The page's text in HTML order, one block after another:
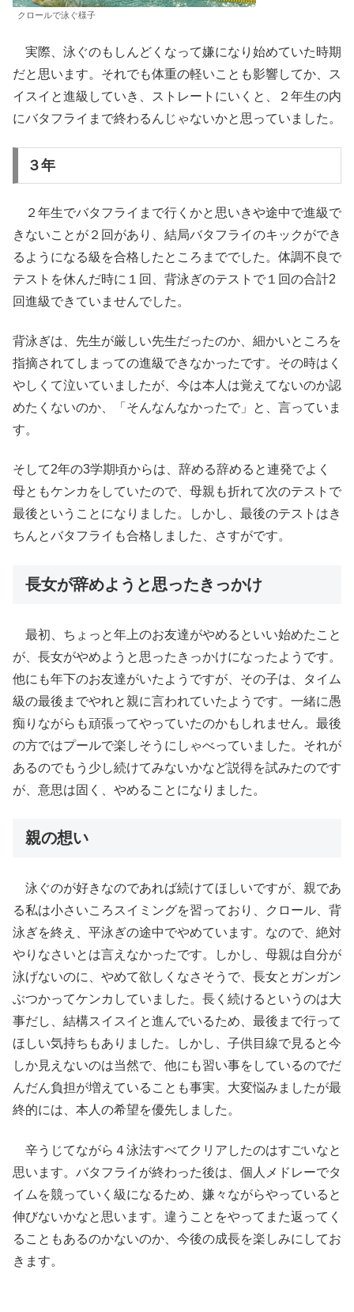
クロールで泳ぐ様子
実際、泳ぐのもしんどくなって嫌になり始めていた時期
だと思います。それでも体重の軽いことも影響してか、ス
イスイと進級していき、ストレートにいくと、２年生の内
にバタフライまで終わるんじゃないかと思っていました。
３年
２年生でバタフライまで行くかと思いきや途中で進級で
きないことが２回があり、結局バタフライのキックができ
るようになる級を合格したところまででした。体調不良で
テストを休んだ時に１回、背泳ぎのテストで１回の合計2
回進級できていませんでした。
背泳ぎは、先生が厳しい先生だったのか、細かいところを
指摘されてしまっての進級できなかったです。その時はく
やしくて泣いていましたが、今は本人は覚えてないのか認
めたくないのか、「そんなんなかったで」と、言っていま
す。
そして2年の3学期頃からは、辞める辞めると連発でよく
母ともケンカをしていたので、母親も折れて次のテストで
最後ということになりました。しかし、最後のテストはき
ちんとバタフライも合格しました、さすがです。
長女が辞めようと思ったきっかけ
最初、ちょっと年上のお友達がやめるといい始めたこと
が、長女がやめようと思ったきっかけになったようです。
他にも年下のお友達がいたようですが、その子は、タイム
級の最後までやれと親に言われていたようです。一緒に愚
痴りながらも頑張ってやっていたのかもしれません。最後
の方ではプールで楽しそうにしゃべっていました。それが
あるのでもう少し続けてみないかなど説得を試みたのです
が、意思は固く、やめることになりました。
親の想い
泳ぐのが好きなのであれば続けてほしいですが、親であ
る私は小さいころスイミングを習っており、クロール、背
泳ぎを終え、平泳ぎの途中でやめています。なので、絶対
やりなさいとは言えなかったです。しかし、母親は自分が
泳げないのに、やめて欲しくなさそうで、長女とガンガン
ぶつかってケンカしていました。長く続けるというのは大
事だし、結構スイスイと進んでいるため、最後まで行って
ほしい気持ちもありました。しかし、子供目線で見ると今
しか見えないのは当然で、他にも習い事をしているのでだ
んだん負担が増えていることも事実。大変悩みましたが最
終的には、本人の希望を優先しました。
辛うじてながら４泳法すべてクリアしたのはすごいなと
思います。バタフライが終わった後は、個人メドレーでタ
イムを競っていく級になるため、嫌々ながらやっていると
伸びないかなと思います。違うことをやってまた返ってく
ることもあるのかないのか、今後の成長を楽しみにしてお
きます。